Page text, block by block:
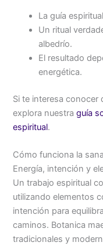
La guía
Un ritual
albedrío.
El resultado
energética.
Si te interesa conocer
explora nuestraguía
espiritual.
Cómo funciona la
Energía, intención y
Un trabajo espiritual
utilizando elementos
intención para
caminos. Botanica
tradicionales y